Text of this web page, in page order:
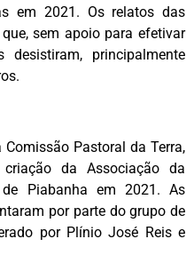
em 2021. Os relatos das
sem apoio para efetivar
principalmente
Pastoral da Terra,
da Associação da
Piabanha em 2021. As
por parte do grupo de
por Plínio José Reis e